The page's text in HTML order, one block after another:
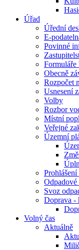
Úřad
Úřední
E-
Povinné
Formuláře
Obecně
Rozpočet
Usnesení
Volby
Rozbor
Místní
Veřejné
Územní
Odpadové
Svoz
Doprava -
Volný čas
Aktuálně